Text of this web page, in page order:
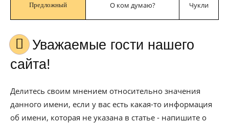
Предложный О ком думаю? Чукли
Уважаемые гости нашего
сайта!
Делитесь своим мнением относительно значения
данного имени, если у вас есть какая-то информация
об имени, которая не указана в статье - напишите о